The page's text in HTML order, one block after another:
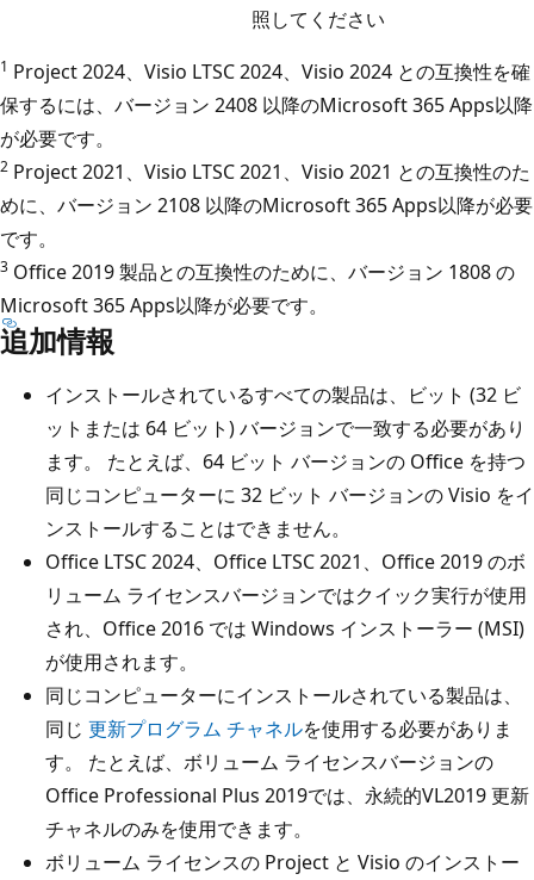
照してください
1 Project 2024、Visio LTSC 2024、Visio 2024 との互換性を確
保するには、バージョン 2408 以降のMicrosoft 365 Apps以降
が必要です。
2 Project 2021、Visio LTSC 2021、Visio 2021 との互換性のた
めに、バージョン 2108 以降のMicrosoft 365 Apps以降が必要
です。
3 Office 2019 製品との互換性のために、バージョン 1808 の
Microsoft 365 Apps以降が必要です。
追加情報
インストールされているすべての製品は、ビット (32 ビ
ットまたは 64 ビット) バージョンで一致する必要があり
ます。 たとえば、64 ビット バージョンの Office を持つ
同じコンピューターに 32 ビット バージョンの Visio をイ
ンストールすることはできません。
Office LTSC 2024、Office LTSC 2021、Office 2019 のボ
リューム ライセンスバージョンではクイック実行が使用
され、Office 2016 では Windows インストーラー (MSI)
が使用されます。
同じコンピューターにインストールされている製品は、
同じ 更新プログラム チャネルを使用する必要がありま
す。 たとえば、ボリューム ライセンスバージョンの
Office Professional Plus 2019では、永続的VL2019 更新
チャネルのみを使用できます。
ボリューム ライセンスの Project と Visio のインストー